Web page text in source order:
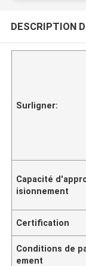
DESCRIPTION
Surligner:
Capacité
isionnement
Certification
Conditions de
ement